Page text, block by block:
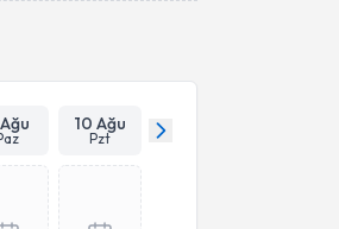
10 Ağu
Pzt